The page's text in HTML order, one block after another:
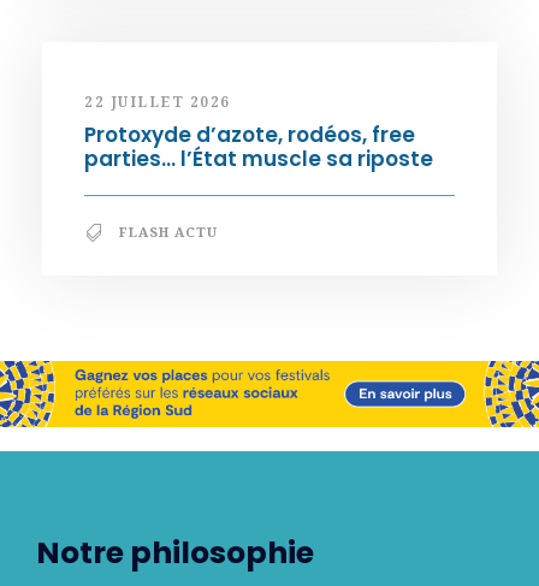
22 JUILLET 2026
Protoxyde d’azote, rodéos, free
parties… l’État muscle sa riposte
FLASH ACTU
Notre philosophie